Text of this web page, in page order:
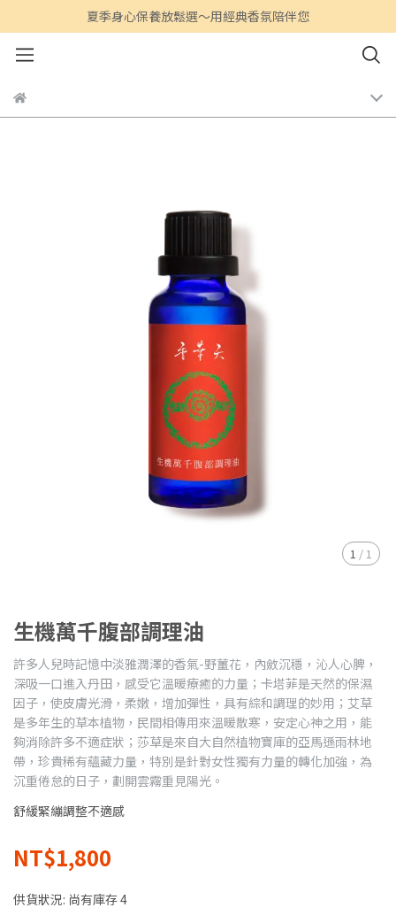
夏季身心保養放鬆選～用經典香氛陪伴您
1 / 1
生機萬千腹部調理油
許多人兒時記憶中淡雅潤澤的香氣-野薑花，內斂沉穩，沁人心脾，
深吸一口進入丹田，感受它溫暖療癒的力量；卡塔菲是天然的保濕
因子，使皮膚光滑，柔嫩，增加彈性，具有綜和調理的妙用；艾草
是多年生的草本植物，民間相傳用來溫暖散寒，安定心神之用，能
夠消除許多不適症狀；莎草是來自大自然植物寶庫的亞馬遜雨林地
帶，珍貴稀有蘊藏力量，特別是針對女性獨有力量的轉化加強，為
沉重倦怠的日子，劃開雲霧重見陽光。
舒緩緊繃調整不適感
NT$1,800
供貨狀況: 尚有庫存 4